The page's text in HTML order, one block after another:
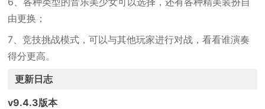
由更换；
7、竞技挑战模式，可以与其他玩家进行对战，看看谁演奏
得分更高。
更新日志
v9.4.3版本